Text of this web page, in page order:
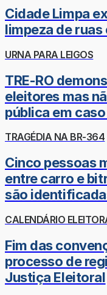
Cidade Limpa
limpeza de ruas
URNA PARA LEIGOS
TRE-RO
eleitores mas
pública em
TRAGÉDIA NA BR-364
Cinco pessoas
entre carro e
são
CALENDÁRIO
Fim das
processo de
Justiça Eleitoral